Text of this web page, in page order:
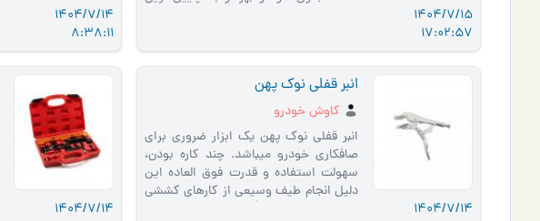
1404/7/15
17:02:57
1404/7/14
8:38:11
1404/7/14
انبر قفلی نوک پهن
کاوش خودرو
انبر قفلی نوک پهن یک ابزار ضروری برای
صافکاری خودرو میباشد. چند کاره بودن،
سهولت استفاده و قدرت فوق العاده این
دلیل انجام طیف وسیعی از کارهای کششی
1404/7/14